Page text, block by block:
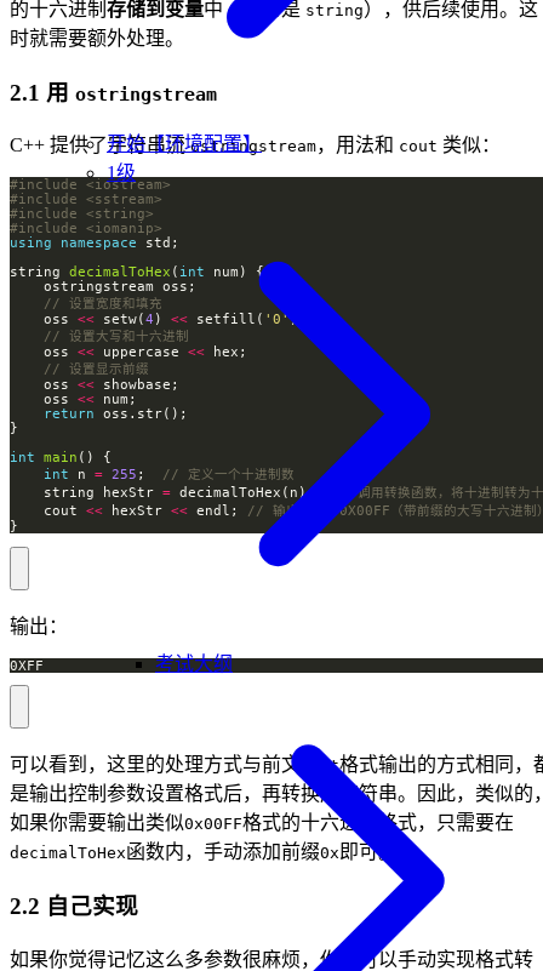
开始【环境配置】
1级
考试大纲
的十六进制 存储到变量中（通常是 string），供后续使用。这
时就需要额外处理。
2.1 用 ostringstream
C++ 提供了字符串流ostringstream，用法和 cout 类似：
#include
<iostream>
#include
<sstream>
#include
<string>
#include
<iomanip>
using
namespace
string decimalToHex ( int
    oss
<< setw( 4 ) << setfill( '0'
    oss
<< uppercase <<
    oss
<<
    oss
<<
return
int
main
int n = 255 ;
    string hexStr
= decimalToHex(n);
    cout
<< hexStr << endl;
}
输出：
0XFF
可以看到，这里的处理方式与前文 cout格式输出的方式相同，
是输出控制参数设置格式后，再转换成字符串。因此，类似的
如果你需要输出类似0x00FF格式的十六进制格式，只需要在
decimalToHex函数内，手动添加前缀0x即可。
2.2 自己实现
如果你觉得记忆这么多参数很麻烦，你也可以手动实现格式转